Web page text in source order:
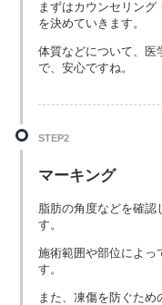
まずはカウンセリン
を決めていきます。
体質などについて、医
で、安心ですね。
STEP2
マーキング
脂肪の角度などを確認
す。
施術範囲や部位によっ
す。
また、凍傷を防ぐた